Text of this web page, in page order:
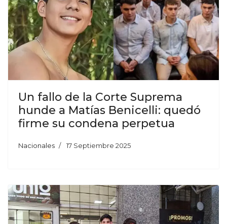
Un fallo de la Corte Suprema
hunde a Matías Benicelli: quedó
firme su condena perpetua
Nacionales 17 Septiembre 2025